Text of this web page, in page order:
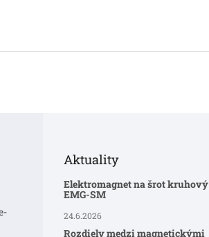
Aktuality
Elektromagnet na šrot kruhový
EMG-SM
24.6.2026
Rozdiely medzi magnetickými